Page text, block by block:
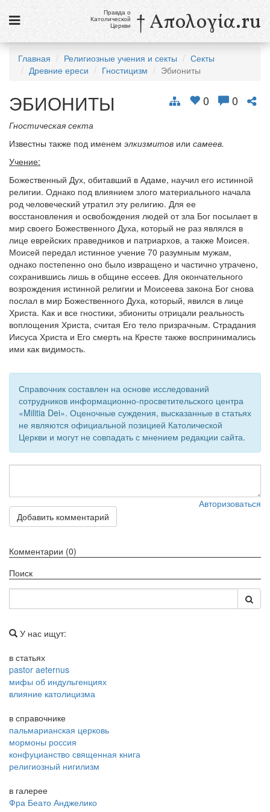
Новости
Католики в России
Галерея
Викторины
Религиозные учения и секты, справочник
9 августа
Св. Тереза Бенедикта Креста, дева и мученица
см. календарь
Обратная связь
mail@apologia.ru
Отправить сообщение
Правда о
Католической
Церкви † Απολογία.ru
Главная Религиозные учения и секты
Секты
Древние ереси
Гностицизм Эбиониты
0 0
ЭБИОНИТЫ
Гностическая секта
Известны также под именем элкизмитов или самеев.
Учение:
Божественный Дух, обитавший в Адаме, научил его истинной
религии. Однако под влиянием злого материального начала
род человеческий утратил эту религию. Для ее
восстановления и освобождения людей от зла Бог посылает в
мир своего Божественного Духа, который не раз являлся в
лице еврейских праведников и патриархов, а также Моисея.
Моисей передал истинное учение 70 разумным мужам,
однако постепенно оно было извращено и частично утрачено,
сохранившись лишь в общине ессеев. Для окончательного
возрождения истинной религии и Моисеева закона Бог снова
послал в мир Божественного Духа, который, явился в лице
Христа. Как и все гностики, эбиониты отрицали реальность
воплощения Христа, считая Его тело призрачным. Страдания
Иисуса Христа и Его смерть на Кресте также воспринимались
ими как видимость.
Справочник составлен на основе исследований
сотрудников информационно-просветительского центра
«Militia Dei». Оценочные суждения, высказанные в статьях
не являются официальной позицией Католической
Церкви и могут не совпадать с мнением редакции сайта.
Авторизоваться
Добавить комментарий
Комментарии (0)
Поиск
У нас ищут:
в статьях
pastor aeternus
мифы об индульгенциях
влияние католицизма
в справочнике
пальмарианская церковь
мормоны россия
конфуцианство священная книга
религиозный нигилизм
в галерее
Фра Беато Анджелико